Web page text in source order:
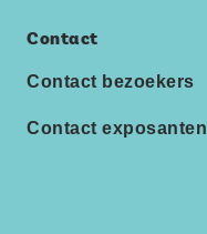
Contact
Contact bezoekers
Contact exposanten